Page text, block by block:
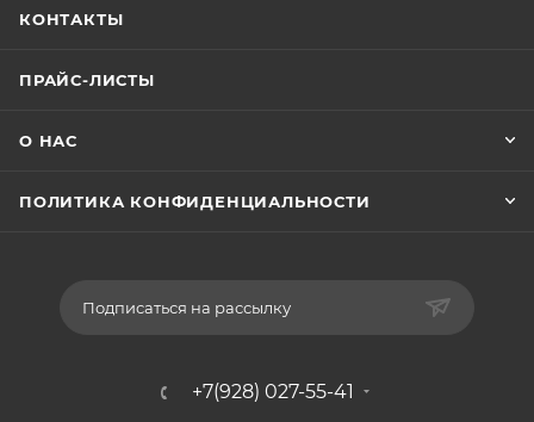
КОНТАКТЫ
ПРАЙС-ЛИСТЫ
О НАС
ПОЛИТИКА КОНФИДЕНЦИАЛЬНОСТИ
Подписаться на рассылку
+7(928) 027-55-41